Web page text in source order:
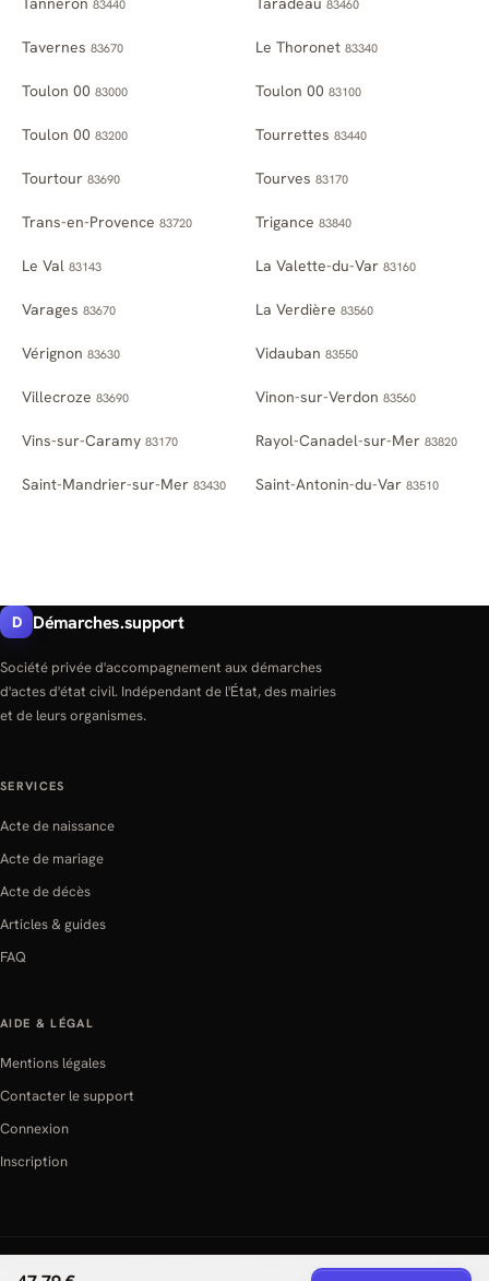
83440 83460
Tavernes 83670 Le Thoronet 83340
Toulon 00 83000 Toulon 00 83100
Toulon 00 83200 Tourrettes 83440
Tourtour 83690 Tourves 83170
Trans-en-Provence 83720 Trigance 83840
Le Val 83143 La Valette-du-Var 83160
Varages 83670 La Verdière 83560
Vérignon 83630 Vidauban 83550
Villecroze 83690 Vinon-sur-Verdon 83560
Vins-sur-Caramy 83170 Rayol-Canadel-sur-Mer 83820
Saint-Mandrier-sur-Mer 83430 Saint-Antonin-du-Var 83510
D Démarches.support
Société privée d'accompagnement aux démarches
d'actes d'état civil. Indépendant de l'État, des mairies
et de leurs organismes.
SERVICES
Acte de naissance
Acte de mariage
Acte de décès
Articles & guides
FAQ
AIDE & LÉGAL
Mentions légales
Contacter le support
Connexion
Inscription
© 2026 Démarches Administratives Support — Service d'accompagnement